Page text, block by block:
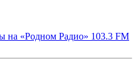
на «Родном Радио» 103.3 FM